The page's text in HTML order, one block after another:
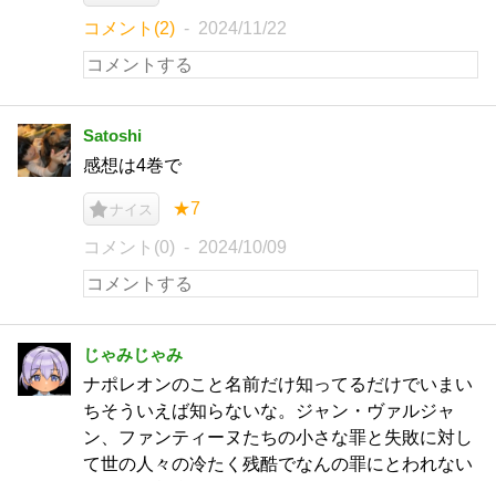
コメント(2) 2024/11/22
Satoshi
感想は4巻で
ナイス ★7
コメント(0) 2024/10/09
じゃみじゃみ
ナポレオンのこと名前だけ知ってるだけでいまい
ちそういえば知らないな。ジャン・ヴァルジャ
ン、ファンティーヌたちの小さな罪と失敗に対し
て世の人々の冷たく残酷でなんの罪にとわれない